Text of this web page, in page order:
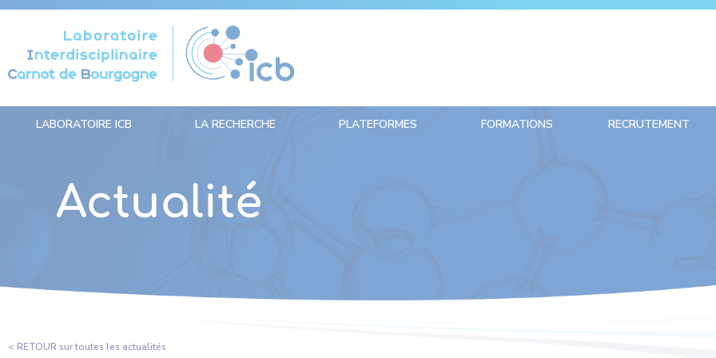
LABORATOIRE ICB LA RECHERCHE PLATEFORMES FORMATIONS RECRUTEMENT
Actualité
< RETOUR sur toutes les actualités
Panneau de gestion des cookies